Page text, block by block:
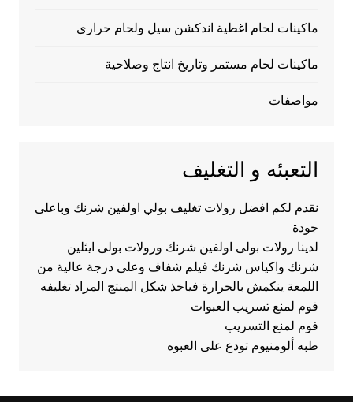
ماكينات لحام اغطية اندكشن سيل ولحام حرارى
ماكينات لحام مستمر وتاريخ انتاج وصلاحية
مواصفات
التعبئه و التغليف
نقدم لكم افضل رولات تغليف بولي اولفين شرنك وباعلى
جودة
لدينا رولات بولى اولفين شرنك ورولات بولى ايثلين
شرنك واكياس شرنك فيلم شفاف وعلى درجة عالية من
اللمعة ينكمش بالحرارة فياخذ شكل المنتج المراد تغليفه
فوم لمنع تسريب العبوات
فوم لمنع التسريب
طبه ألومنيوم تودع على العبوه